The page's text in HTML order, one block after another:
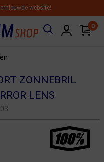
website!
0
ZONNEBRIL
LENS